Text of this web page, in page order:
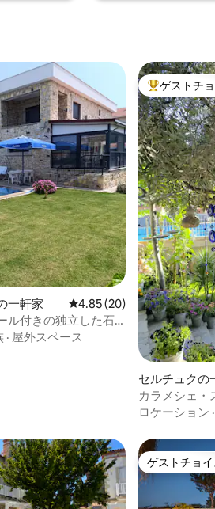
一軒家 レビュー20件、5つ星中
4.85 (20)
ル付きの独立した石
· 屋外スペース
大好評のゲ
ゲストチ
セルチュクの
カラメシェ・
ロケーション ·
ゲストチョイ
ゲストチョイ